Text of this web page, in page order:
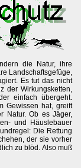
die Natur, ihre
Landschaftsgefüge,
Es tut das nicht
der Wirkungsketten,
einfach übergeht.
Gewissen hat, greift
Natur. Ob es Jäger,
und Häuslebauer
Die Rettung
der sie vorher
zu blöd. Also muß